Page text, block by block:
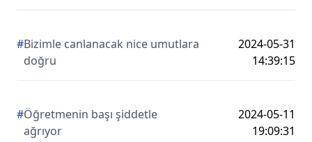
#Bizimle canlanacak nice umutlara
doğru
2024-05-31
14:39:15
#Öğretmenin başı şiddetle
ağrıyor
2024-05-11
19:09:31